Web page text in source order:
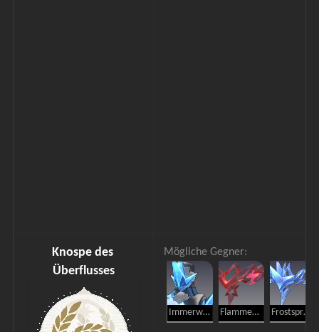
Knospe des
Überflusses
Mögliche Gegner:
Immerwinter-Schattenwandler Flammenspross Frostspross